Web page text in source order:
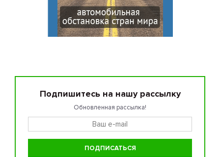
Подпишитесь на нашу рассылку
Обновленная рассылка!